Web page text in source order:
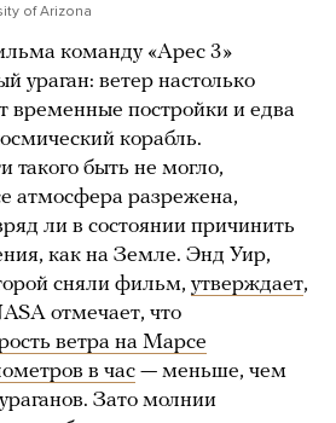
of Arizona
команду «Арес 3»
ураган: ветер настолько
временные постройки и едва
корабль.
такого быть не могло,
атмосфера разрежена,
ли в состоянии причинить
как на Земле. Энд Уир,
сняли фильм, утверждает,
отмечает, что
ветра на Марсе
в час — меньше, чем
Зато молнии